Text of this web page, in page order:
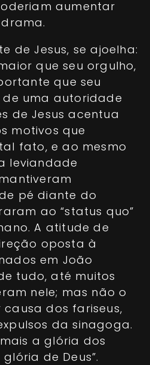
aumentar
de Jesus, se ajoelha:
que seu orgulho,
que seu
de uma autoridade
de Jesus acentua
motivos que
fato, e ao mesmo
leviandade
pé diante do
ao “status quo”
A atitude de
oposta à
em João
tudo, até muitos
nele; mas não o
dos fariseus,
da sinagoga.
a glória dos
de Deus”.